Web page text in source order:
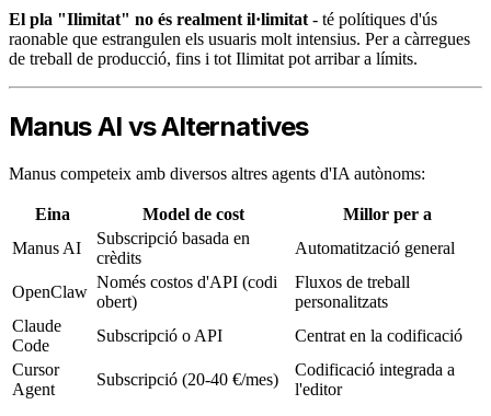
El pla "Ilimitat" no és realment il·limitat - té polítiques d'ús
raonable que estrangulen els usuaris molt intensius. Per a càrregues
de treball de producció, fins i tot Ilimitat pot arribar a límits.
Manus AI vs Alternatives
Manus competeix amb diversos altres agents d'IA autònoms:
Eina Model de cost
Millor per a
Manus AI
Subscripció basada en
crèdits
Automatització general
OpenClaw
Només costos d'API (codi
obert)
Fluxos de treball
personalitzats
Claude
Code
Subscripció o API
Centrat en la codificació
Cursor
Agent
Subscripció (20-40 €/mes)
Codificació integrada a
l'editor